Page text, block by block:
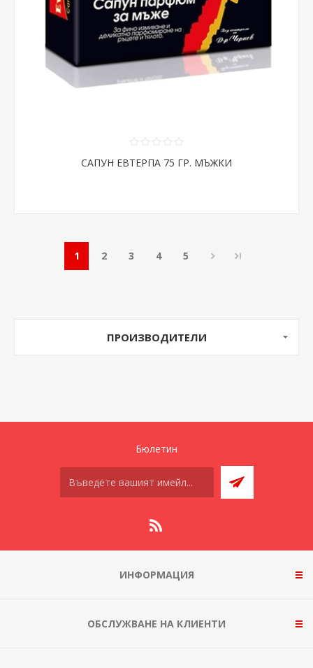
САПУН ЕВТЕРПА 75 ГР. МЪЖКИ
1 2 3 4 5
ПРОИЗВОДИТЕЛИ
Бюлетин
ИНФОРМАЦИЯ
ОБСЛУЖВАНЕ НА КЛИЕНТИ